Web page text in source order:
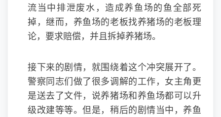
流当中排泄废水，造成养鱼场的鱼全部死
掉，继而，养鱼场的老板找养猪场的老板理
论，要求赔偿，并且拆掉养猪场。
接下来的剧情，就围绕着这个冲突展开了。
警察同志们做了很多调解的工作，女主角更
是送去了文件，说养猪场和养鱼场都可以升
级改建等等。但是，稍后的剧情当中，养鱼